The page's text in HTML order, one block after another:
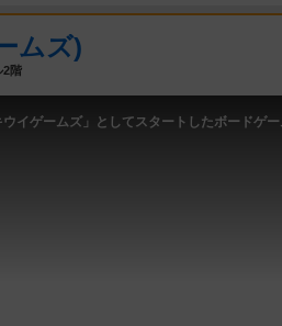
ムズ)
2階
イゲームズ」としてスタートしたボードゲ